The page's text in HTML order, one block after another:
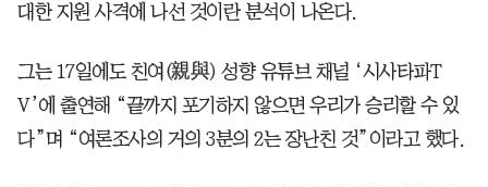
대한 지원 사격에 나선 것이란 분석이 나온다.
그는 17일에도 친여(親與) 성향 유튜브 채널 ‘시사타파T
V’에 출연해 “끝까지 포기하지 않으면 우리가 승리할 수 있
다”며 “여론조사의 거의 3분의 2는 장난친 것”이라고 했다.